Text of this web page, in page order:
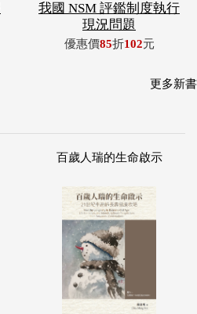
我國 NSM 評鑑制度執行
現況問題
優惠價85折102元
更多新書
百歲人瑞的生命啟示